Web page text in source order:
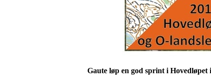
Gaute løp en god sprint i